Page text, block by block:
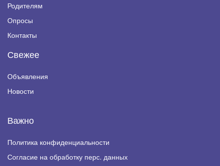
Родителям
Опросы
Контакты
Свежее
Объявления
Новости
Важно
Политика конфиденциальности
Согласие на обработку перс. данных